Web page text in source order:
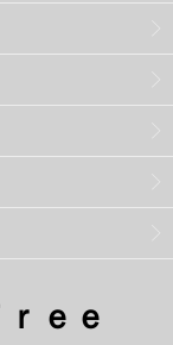
ｅｅ